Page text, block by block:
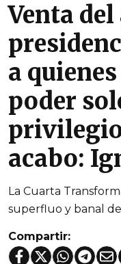
Venta
a
poder
acabo:
La Cuarta
superfluo y banal
Compartir: